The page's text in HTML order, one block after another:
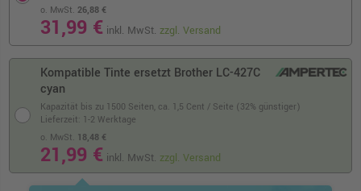
o. MwSt. 26,88 €
31,99 € inkl. MwSt.zzgl. Versand
Kompatible Tinte ersetzt Brother LC-427C
cyan
Kapazität bis zu 1500 Seiten, ca. 1,5 Cent / Seite (32% günstiger)
o. MwSt. 18,48 €
21,99 € inkl. MwSt. zzgl. Versand
Lieferzeit: 1-2 Werktage